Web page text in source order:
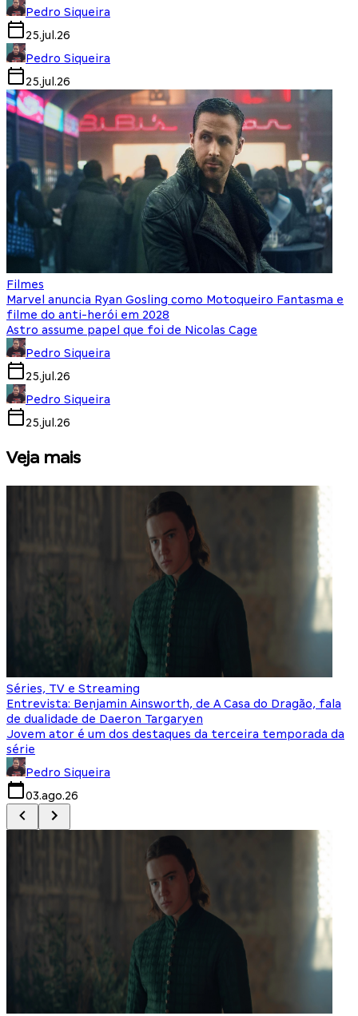
Pedro Siqueira
25.jul.26
Pedro Siqueira
25.jul.26
Filmes
Marvel anuncia Ryan Gosling como Motoqueiro Fantasma e
filme do anti-herói em 2028
Astro assume papel que foi de Nicolas Cage
Pedro Siqueira
25.jul.26
Pedro Siqueira
25.jul.26
Veja mais
Séries, TV e Streaming
Entrevista: Benjamin Ainsworth, de A Casa do Dragão, fala
de dualidade de Daeron Targaryen
Jovem ator é um dos destaques da terceira temporada da
série
Pedro Siqueira
03.ago.26